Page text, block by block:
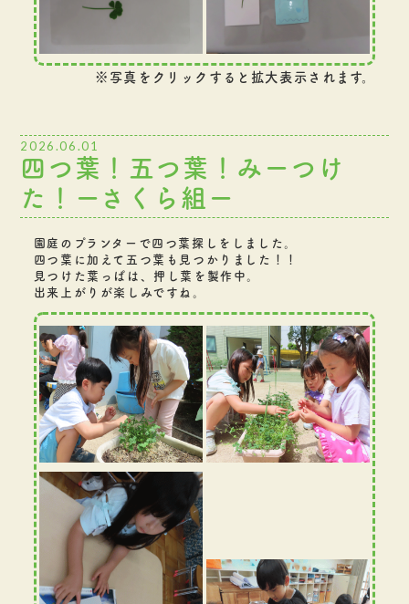
※写真をクリックすると拡大表示されます。
2026.06.01
四つ葉！五つ葉！みーつけ
た！ーさくら組ー
園庭のプランターで四つ葉探しをしました。
四つ葉に加えて五つ葉も見つかりました！！
見つけた葉っぱは、押し葉を製作中。
出来上がりが楽しみですね。